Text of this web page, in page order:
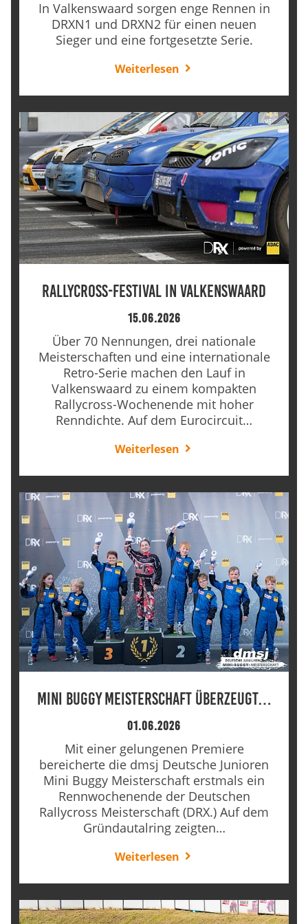
In Valkenswaard sorgen enge Rennen in
DRXN1 und DRXN2 für einen neuen
Sieger und eine fortgesetzte Serie.
Weiterlesen
Rallycross-Festival in Valkenswaard
15.06.2026
Über 70 Nennungen, drei nationale
Meisterschaften und eine internationale
Retro-Serie machen den Lauf in
Valkenswaard zu einem kompakten
Rallycross-Wochenende mit hoher
Renndichte. Auf dem Eurocircuit…
Weiterlesen
Mini Buggy Meisterschaft überzeugt…
01.06.2026
Mit einer gelungenen Premiere
bereicherte die dmsj Deutsche Junioren
Mini Buggy Meisterschaft erstmals ein
Rennwochenende der Deutschen
Rallycross Meisterschaft (DRX.) Auf dem
Gründautalring zeigten…
Weiterlesen
Anbieter:
Google LLC
Diese Cookies dienen zur Erhebung von Statistiken zur
Cookie Laufzeit:
24 Monate
Medien & externe Dienste
Um Inhalte von Videoplattformen und weiteren externen
Diensten anzeigen zu können, werden von diesen ggf.
Cookies gesetzt. Die Einbindung kann bei Bedarf einzeln
aktiviert werden.
Zweck:
Cookies, die ggf. zur Einbettung und Bereitstellung
von Videos auf unserer Website gesetzt werden.
Google Maps
Google LLC
Zweck:
Cookies, die ggf. zur Einbettung und Bereitstellung
von interaktiven Karten auf unserer Website gesetzt
werden.
Marketing
Marketing-Cookies werden von Drittanbietern verwendet,
um personalisierte Werbung anzuzeigen. Dazu verfolgen
sie die Aktivitäten der Besucher über verschiedene
Websites hinweg.
Google Ads
_gcl_aw, _gcl_gs, _gclid, _gcl_au, FPGCLAW, FPAU
Anbieter:
Google LLC
Online-Werbemaßnahmen auf anderen Seiten zu
messen und damit eine optimale Verteilung unseres
Cookie Laufzeit: